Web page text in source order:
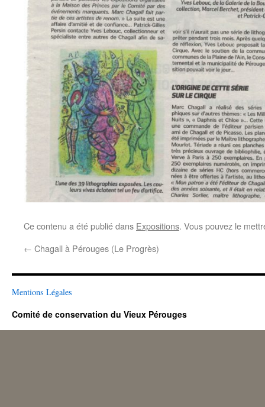
Ce contenu a été publié dans Expositions. Vous pouvez le
← Chagall à Pérouges (Le Progrès)
Mentions Légales
Comité de conservation du Vieux Pérouges